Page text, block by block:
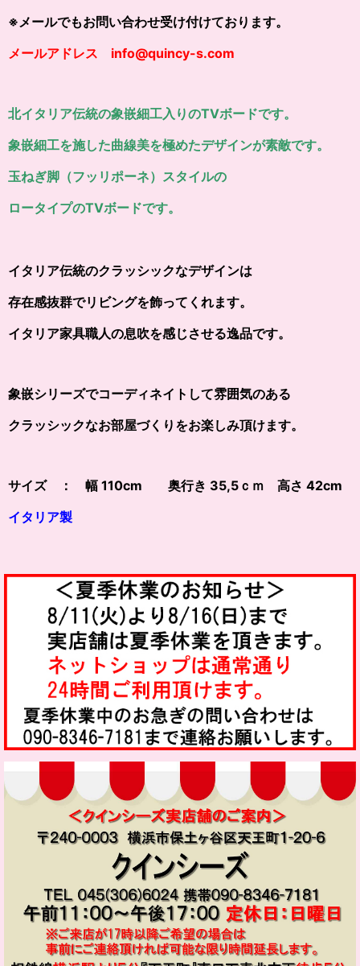
※メールでもお問い合わせ受け付けております。
メールアドレス info@quincy-s.com
北イタリア伝統の象嵌細工入りのTVボードです。
象嵌細工を施した曲線美を極めたデザインが素敵です。
玉ねぎ脚（フッリポーネ）スタイルの
ロータイプのTVボードです。
イタリア伝統のクラッシックなデザインは
存在感抜群でリビングを飾ってくれます。
イタリア家具職人の息吹を感じさせる逸品です。
象嵌シリーズでコーディネイトして雰囲気のある
クラッシックなお部屋づくりをお楽しみ頂けます。
サイズ ： 幅 110cm 奥行き 35,5ｃｍ 高さ 42cm
イタリア製